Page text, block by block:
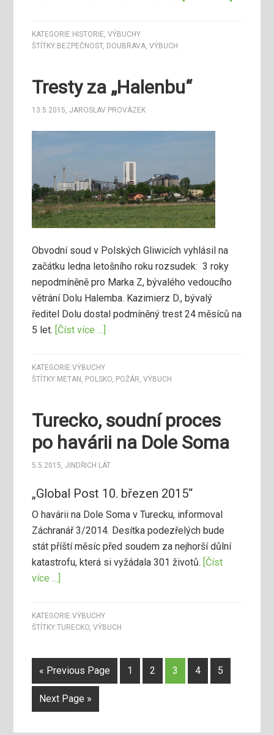
KATEGORIE: HISTORIE,VÝBUCHY
ŠTÍTKY: BEZPEČNOST, DOUBRAVA,VÝBUCH
Tresty za „Halenbu“
13.5.2015,JAROSLAV PROVÁZEK
Obvodní soud v Polských Gliwicích vyhlásil na
začátku ledna letošního roku rozsudek: 3 roky
nepodmíněně pro Marka Z, bývalého vedoucího
větrání Dolu Halemba. Kazimierz D., bývalý
ředitel Dolu dostal podmíněný trest 24 měsíců na
5 let. [Číst více …]
KATEGORIE:VÝBUCHY
ŠTÍTKY: METAN , POLSKO, POŽÁR,VÝBUCH
Turecko, soudní proces
po havárii na Dole Soma
5.5.2015,JINDŘICH LÁT
„Global Post 10. březen 2015“
O havárii na Dole Soma v Turecku, informoval
Záchranář 3/2014. Desítka podezřelých bude
stát příští měsíc před soudem za nejhorší důlní
katastrofu, která si vyžádala 301 životů. [Číst
více …]
KATEGORIE:VÝBUCHY
ŠTÍTKY:TURECKO,VÝBUCH
« Previous Page 1 2 3 4 5
Next Page »